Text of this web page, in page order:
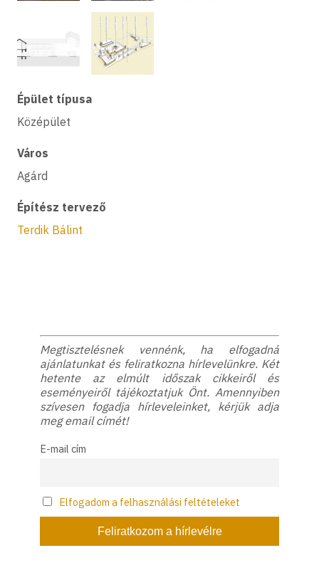
Épület típusa
Középület
Város
Agárd
Építész tervező
Terdik Bálint
Megtisztelésnek vennénk, ha elfogadná
ajánlatunkat és feliratkozna hírlevelünkre. Két
hetente az elmúlt időszak cikkeiről és
eseményeiről tájékoztatjuk Önt. Amennyiben
szívesen fogadja hírleveleinket, kérjük adja
meg email címét!
E-mail cím
Elfogadom a felhasználási feltételeket